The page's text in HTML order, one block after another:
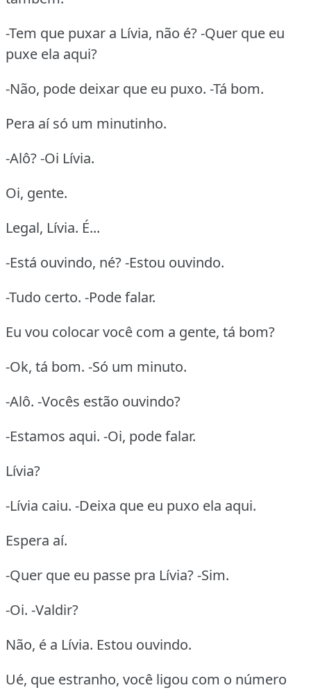
-Tem que puxar a Lívia, não é? -Quer que eu
puxe ela aqui?
-Não, pode deixar que eu puxo. -Tá bom.
Pera aí só um minutinho.
-Alô? -Oi Lívia.
Oi, gente.
Legal, Lívia. É...
-Está ouvindo, né? -Estou ouvindo.
-Tudo certo. -Pode falar.
Eu vou colocar você com a gente, tá bom?
-Ok, tá bom. -Só um minuto.
-Alô. -Vocês estão ouvindo?
-Estamos aqui. -Oi, pode falar.
Lívia?
-Lívia caiu. -Deixa que eu puxo ela aqui.
Espera aí.
-Quer que eu passe pra Lívia? -Sim.
-Oi. -Valdir?
Não, é a Lívia. Estou ouvindo.
Ué, que estranho, você ligou com o número